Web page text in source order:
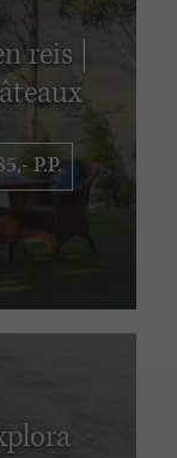
reis |
P.P.